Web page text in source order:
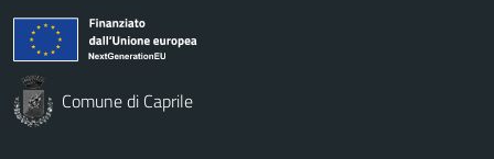
Comune di Caprile